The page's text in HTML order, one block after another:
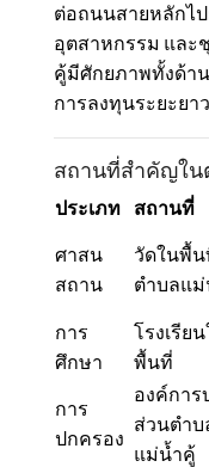
ต่อถนนสายหลักไป
อุตสาหกรรม และ
คู้มีศักยภาพทั้งด้า
การลงทุนระยะยาว
สถานที่สำคัญใ
ประเภท สถานที่
ศาสน
สถาน
วัดในพื้
ตำบลแ
การ
ศึกษา
โรงเรีย
พื้นที่
การ
ปกครอง
องค์การ
ส่วนตำบ
แม่น้ำคู้